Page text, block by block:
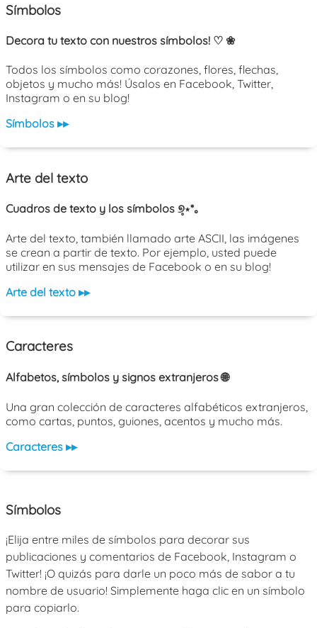
Símbolos
Decora tu texto con nuestros símbolos! ♡ ❀
Todos los símbolos como corazones, flores, flechas,
objetos y mucho más! Úsalos en Facebook, Twitter,
Instagram o en su blog!
Símbolos ▸▸
Arte del texto
Cuadros de texto y los símbolos ୭̥⋆*｡
Arte del texto, también llamado arte ASCII, las imágenes
se crean a partir de texto. Por ejemplo, usted puede
utilizar en sus mensajes de Facebook o en su blog!
Arte del texto ▸▸
Caracteres
Alfabetos, símbolos y signos extranjeros 🌐
Una gran colección de caracteres alfabéticos extranjeros,
como cartas, puntos, guiones, acentos y mucho más.
Caracteres ▸▸
Símbolos
¡Elija entre miles de símbolos para decorar sus
publicaciones y comentarios de Facebook, Instagram o
Twitter! ¡O quizás para darle un poco más de sabor a tu
nombre de usuario! Simplemente haga clic en un símbolo
para copiarlo.